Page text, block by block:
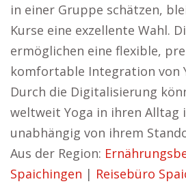
in einer Gruppe schätzen,
Kurse eine exzellente Wahl.
ermöglichen eine flexible,
komfortable Integration von
Durch die Digitalisierung
weltweit Yoga in ihren Alltag
unabhängig von ihrem
Aus der Region:
Spaichingen | Reisebüro